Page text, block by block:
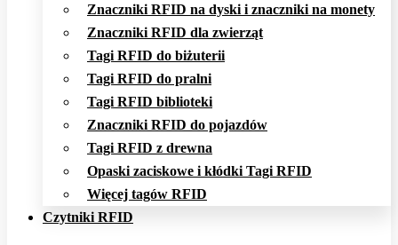
Znaczniki RFID na dyski i znaczniki na monety
Znaczniki RFID dla zwierząt
Tagi RFID do biżuterii
Tagi RFID do pralni
Tagi RFID biblioteki
Znaczniki RFID do pojazdów
Tagi RFID z drewna
Opaski zaciskowe i kłódki Tagi RFID
Więcej tagów RFID
Czytniki RFID